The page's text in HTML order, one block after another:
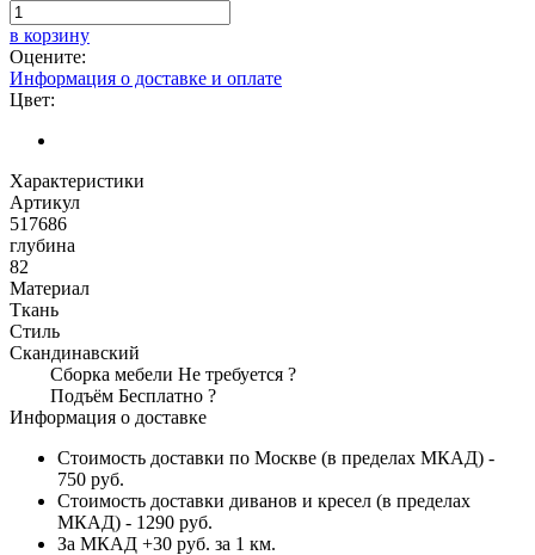
в корзину
Оцените:
Информация о доставке и оплате
Цвет:
Характеристики
Артикул
517686
глубина
82
Материал
Ткань
Стиль
Скандинавский
Сборка мебели Не требуется ?
Подъём Бесплатно ?
Информация о доставке
Стоимость доставки по Москве (в пределах МКАД) -
750 руб.
Стоимость доставки диванов и кресел (в пределах
МКАД) - 1290 руб.
За МКАД +30 руб. за 1 км.